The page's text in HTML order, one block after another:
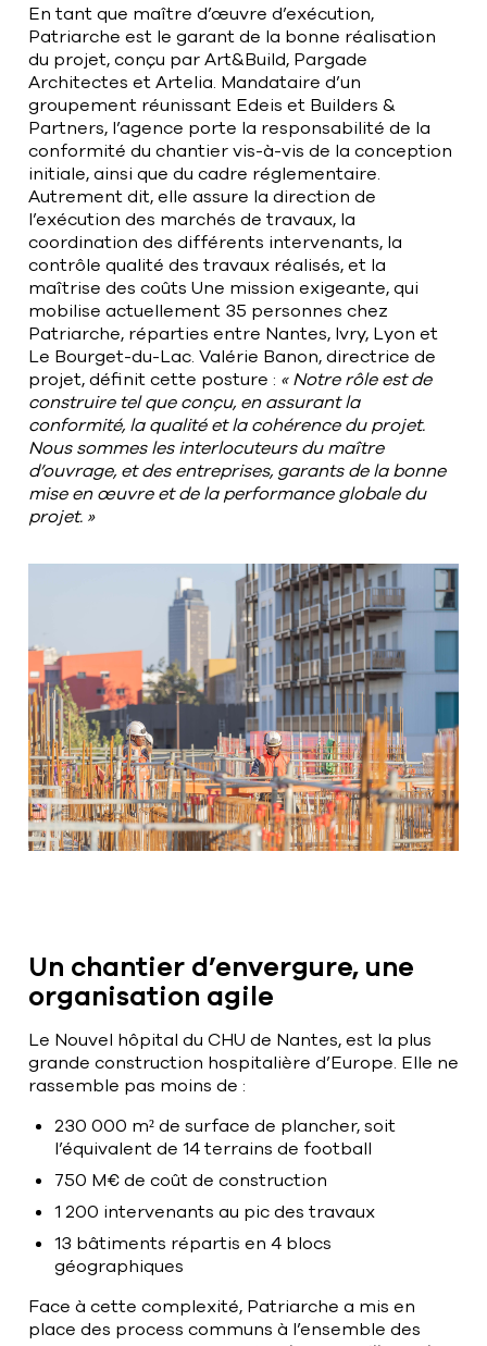
En tant que maître d’œuvre d’exécution,
Patriarche est le garant de la bonne réalisation
du projet, conçu par Art&Build, Pargade
Architectes et Artelia. Mandataire d’un
groupement réunissant Edeis et Builders &
Partners, l’agence porte la responsabilité de la
conformité du chantier vis-à-vis de la conception
initiale, ainsi que du cadre réglementaire.
Autrement dit, elle assure la direction de
l’exécution des marchés de travaux, la
coordination des différents intervenants, la
contrôle qualité des travaux réalisés, et la
maîtrise des coûts Une mission exigeante, qui
mobilise actuellement 35 personnes chez
Patriarche, réparties entre Nantes, Ivry, Lyon et
Le Bourget-du-Lac. Valérie Banon, directrice de
projet, définit cette posture : « Notre rôle est de
construire tel que conçu, en assurant la
conformité, la qualité et la cohérence du projet.
Nous sommes les interlocuteurs du maître
d’ouvrage, et des entreprises, garants de la bonne
mise en œuvre et de la performance globale du
projet. »
Un chantier d’envergure, une
organisation agile
Le Nouvel hôpital du CHU de Nantes, est la plus
grande construction hospitalière d’Europe. Elle ne
rassemble pas moins de :
230 000 m² de surface de plancher, soit
l’équivalent de 14 terrains de football
750 M€ de coût de construction
1 200 intervenants au pic des travaux
13 bâtiments répartis en 4 blocs
géographiques
Face à cette complexité, Patriarche a mis en
place des process communs à l’ensemble des